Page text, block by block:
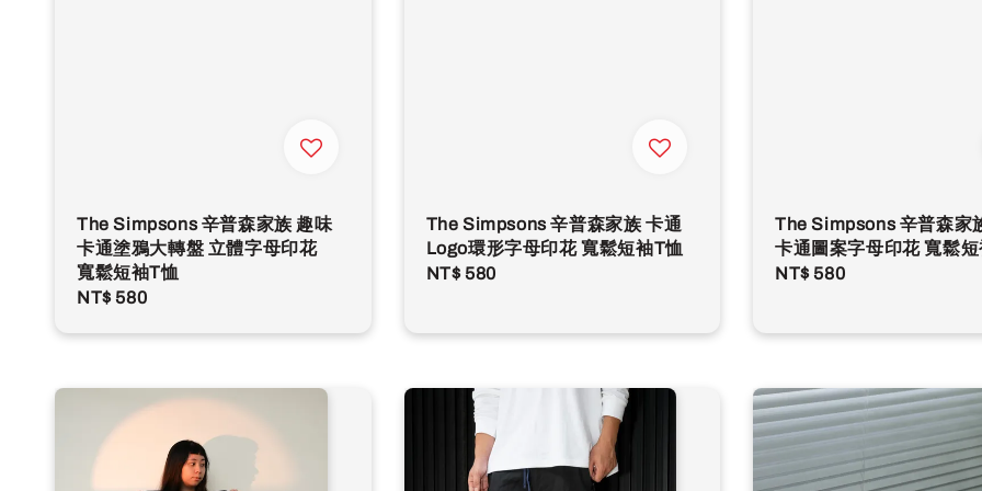
The Simpsons 辛普森家族 趣味
卡通塗鴉大轉盤 立體字母印花
寬鬆短袖T恤
Regular
NT$ 580
The Simpsons 辛普森家族 卡通
Logo環形字母印花 寬鬆短袖T恤
Regular
NT$ 580
The Simpsons 辛普森家
卡通圖案字母印花 寬鬆
Regular
NT$ 580